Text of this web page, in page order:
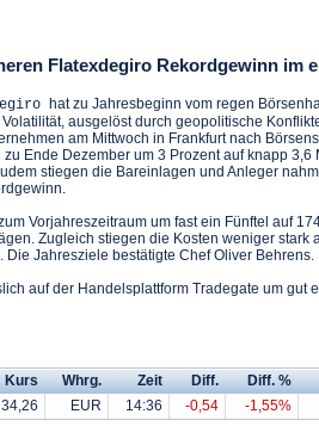
Flatexdegiro Rekordgewinn im
hat zu Jahresbeginn vom regen
ausgelöst durch geopolitische
am Mittwoch in Frankfurt nach
Ende Dezember um 3 Prozent auf knapp 3,6
stiegen die Bareinlagen und Anleger
Vorjahreszeitraum um fast ein Fünftel auf
Zugleich stiegen die Kosten weniger stark
Jahresziele bestätigte Chef Oliver Behrens.
auf der Handelsplattform Tradegate um gut
Kurs Whrg. Zeit Diff. Diff. %
34,26 EUR 14:36 -0,54 -1,55%